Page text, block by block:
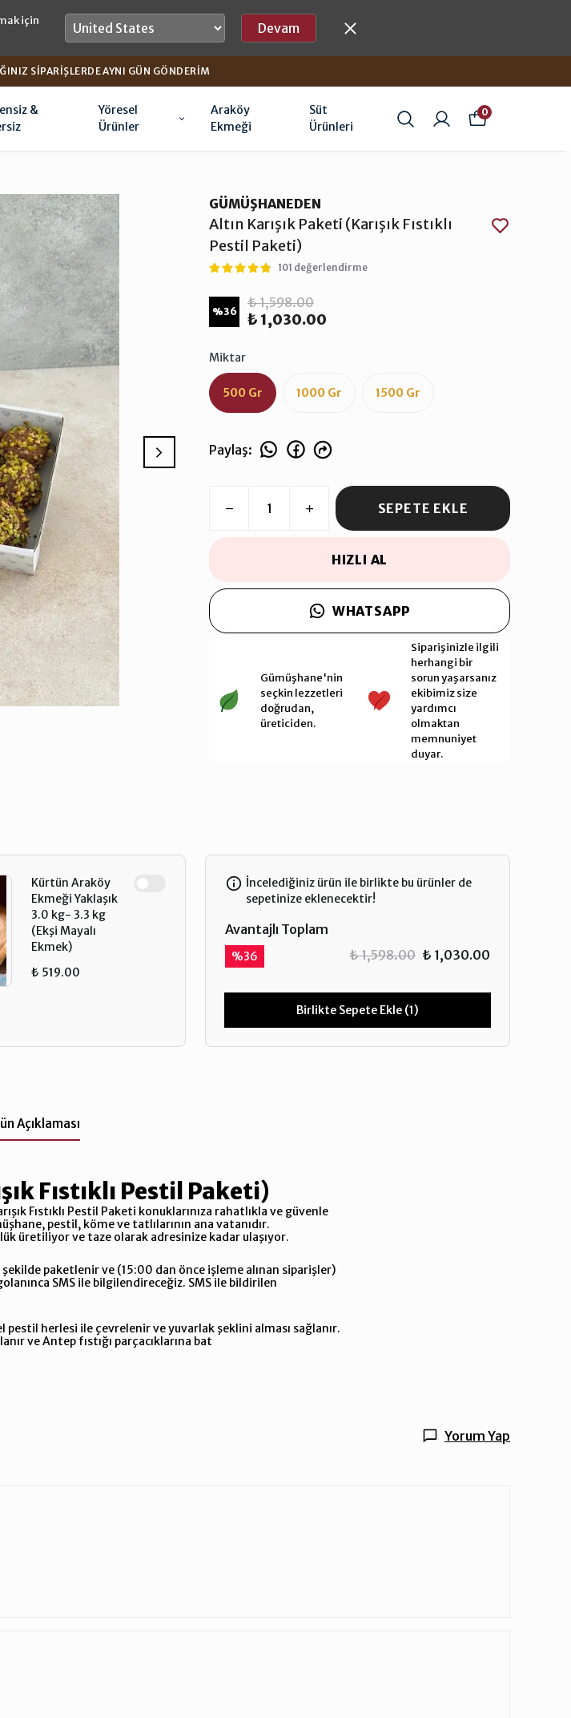
için
Devam
SIPARIŞLERDE AYNI GÜN GÖNDERIM
&
Yöresel
Ürünler
Araköy
Ekmeği
Süt
Ürünleri
0
GÜMÜŞHANEDEN
Altın Karışık Paketi (Karışık Fıstıklı
Pestil Paketi)
101 değerlendirme
%36
₺ 1,598.00
₺ 1,030.00
Miktar
500 Gr 1000 Gr 1500 Gr
Paylaş:
SEPETE EKLE
HIZLI AL
WHATSAPP
Gümüşhane'nin
seçkin lezzetleri
doğrudan,
üreticiden.
Siparişinizle ilgili
herhangi bir
sorun yaşarsanız
ekibimiz size
yardımcı
olmaktan
memnuniyet
duyar.
Kürtün Araköy
Ekmeği Yaklaşık
3.0 kg- 3.3 kg
(Ekşi Mayalı
Ekmek)
₺ 519.00
İncelediğiniz ürün ile birlikte bu ürünler de
sepetinize eklenecektir!
Avantajlı Toplam
%36 ₺ 1,598.00 ₺ 1,030.00
Birlikte Sepete Ekle (1)
Açıklaması
Fıstıklı Pestil Paketi)
Fıstıklı Pestil Paketi konuklarınıza rahatlıkla ve güvenle
pestil, köme ve tatlılarının ana vatanıdır.
üretiliyor ve taze olarak adresinize kadar ulaşıyor.
paketlenir ve (15:00 dan önce işleme alınan siparişler)
SMS ile bilgilendireceğiz. SMS ile bildirilen
pestil herlesi ile çevrelenir ve yuvarlak şeklini alması sağlanır.
ve Antep fıstığı parçacıklarına bat
Yorum Yap